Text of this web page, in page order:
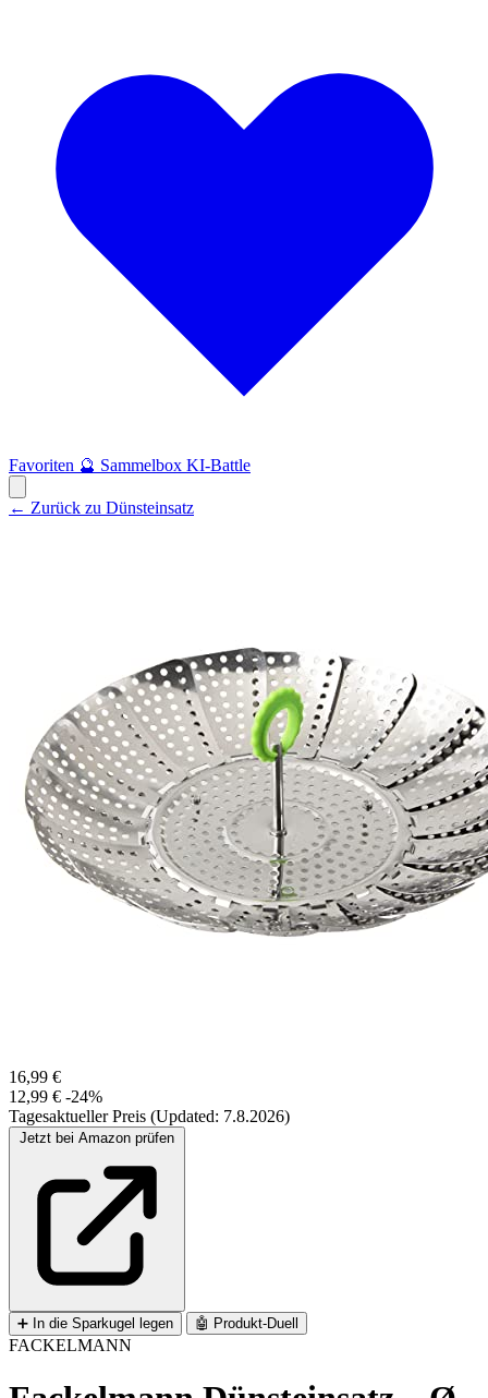
Favoriten 🔮 Sammelbox KI-Battle
← Zurück zu Dünsteinsatz
16,99 €
12,99 € -24%
Tagesaktueller Preis (Updated: 7.8.2026)
➕ In die Sparkugel legen 🤖 Produkt-Duell
FACKELMANN